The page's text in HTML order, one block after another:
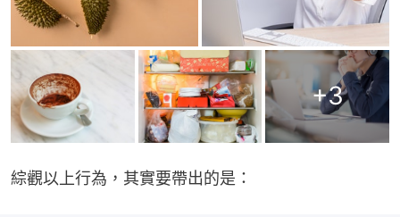
+3
綜觀以上行為，其實要帶出的是：